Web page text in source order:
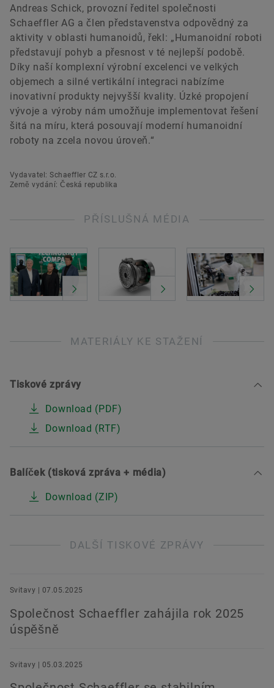
Andreas Schick, provozní ředitel společnosti
Schaeffler AG a člen představenstva odpovědný za
aktivity v oblasti humanoidů, řekl: „Humanoidní roboti
představují pohyb a přesnost v té nejlepší podobě.
Díky naší komplexní výrobní excelenci ve velkých
objemech a silné vertikální integraci nabízíme
inovativní produkty nejvyšší kvality. Úzké propojení
vývoje a výroby nám umožňuje implementovat řešení
šitá na míru, která posouvají moderní humanoidní
roboty na zcela novou úroveň.“
Vydavatel: Schaeffler CZ s.r.o.
Země vydání: Česká republika
PŘÍSLUŠNÁ MÉDIA
MATERIÁLY KE STAŽENÍ
Tiskové zprávy
Download (PDF)
Download (RTF)
Balíček (tisková zpráva + média)
Download (ZIP)
DALŠÍ TISKOVÉ ZPRÁVY
Svitavy | 07.05.2025
Společnost Schaeffler zahájila rok 2025
úspěšně
Svitavy | 05.03.2025